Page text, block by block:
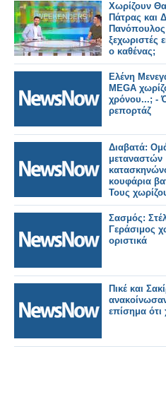
Χωρίζουν
Πάτρας και
ξεχωριστές
ο καθένας;
Ελένη
MEGA
χρόνου...; -
ρεπορτάζ
Διαβατά:
μεταναστών
κουφάρια
Τους
γκρουπς.
Σασμός:
Γεράσιμος
οριστικά
Πικέ και
επίσημα ότι